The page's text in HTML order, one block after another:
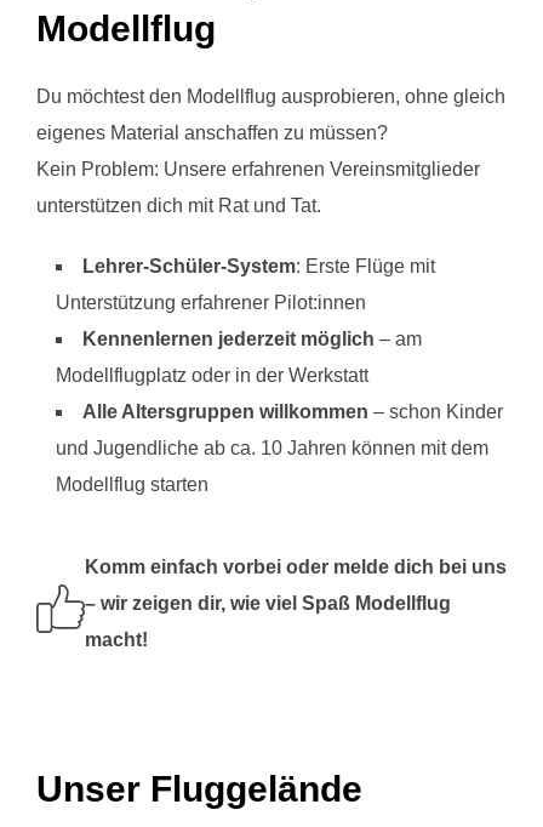
Modellflug
Du möchtest den Modellflug ausprobieren, ohne gleich
eigenes Material anschaffen zu müssen?
Kein Problem: Unsere erfahrenen Vereinsmitglieder
unterstützen dich mit Rat und Tat.
Lehrer-Schüler-System: Erste Flüge mit
Unterstützung erfahrener Pilot:innen
Kennenlernen jederzeit möglich – am
Modellflugplatz oder in der Werkstatt
Alle Altersgruppen willkommen – schon Kinder
und Jugendliche ab ca. 10 Jahren können mit dem
Modellflug starten
Komm einfach vorbei oder melde dich bei uns
– wir zeigen dir, wie viel Spaß Modellflug
macht!
Unser Fluggelände